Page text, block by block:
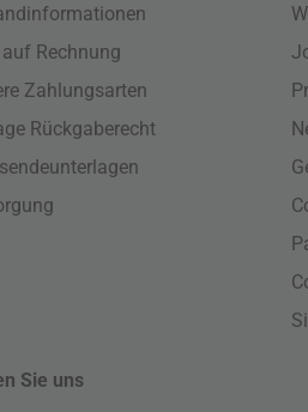
Rechnung
Zahlungsarten
Rückgaberecht
Sie uns